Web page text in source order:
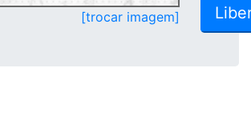
[trocar imagem]